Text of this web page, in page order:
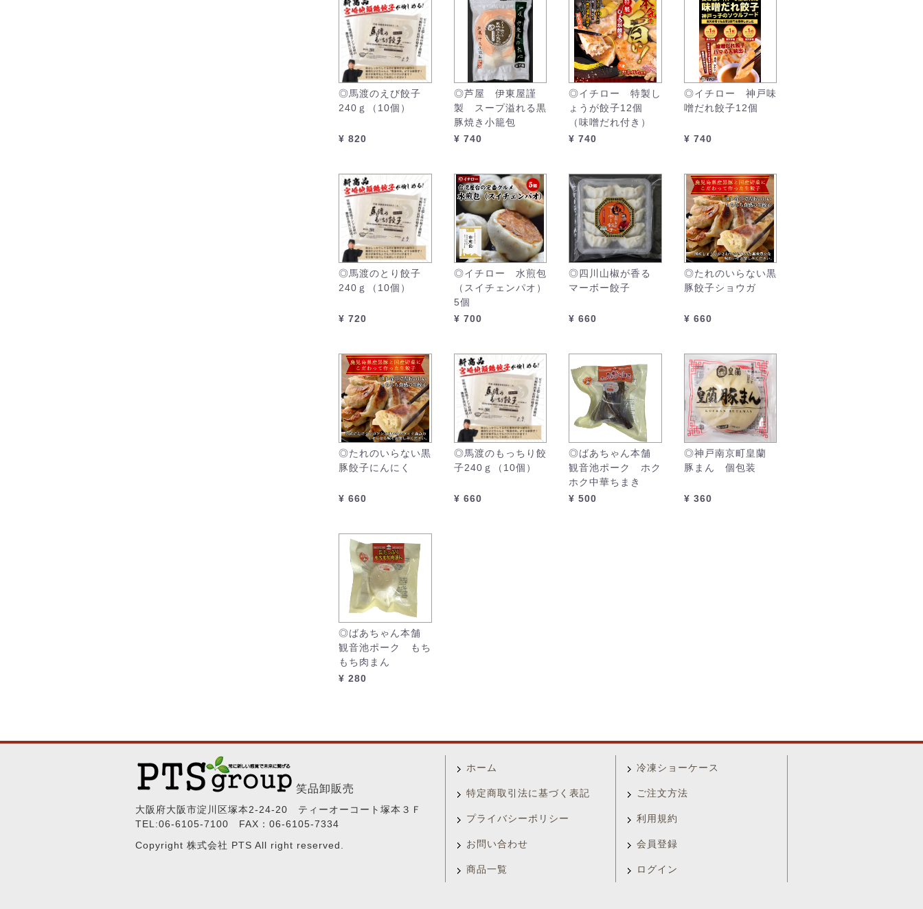
◎馬渡のえび餃子
240ｇ（10個）
¥ 820
◎芦屋 伊東屋謹
製 スープ溢れる黒
豚焼き小籠包
¥ 740
◎イチロー 特製し
ょうが餃子12個
（味噌だれ付き）
¥ 740
◎イチロー 神戸味
噌だれ餃子12個
¥ 740
◎馬渡のとり餃子
240ｇ（10個）
¥ 720
◎イチロー 水煎包
（スイチェンパオ）
5個
¥ 700
◎四川山椒が香る
マーボー餃子
¥ 660
◎たれのいらない黒
豚餃子ショウガ
¥ 660
◎たれのいらない黒
豚餃子にんにく
¥ 660
◎馬渡のもっちり餃
子240ｇ（10個）
¥ 660
◎ばあちゃん本舗
観音池ポーク ホク
ホク中華ちまき
¥ 500
◎神戸南京町皇蘭
豚まん 個包装
¥ 360
◎ばあちゃん本舗
観音池ポーク もち
もち肉まん
¥ 280
笑品卸販売
大阪府大阪市淀川区塚本2-24-20 ティーオーコート塚本３Ｆ
TEL:06-6105-7100 FAX：06-6105-7334
Copyright 株式会社 PTS All right reserved.
ホーム
特定商取引法に基づく表記
プライバシーポリシー
お問い合わせ
商品一覧
冷凍ショーケース
ご注文方法
利用規約
会員登録
ログイン